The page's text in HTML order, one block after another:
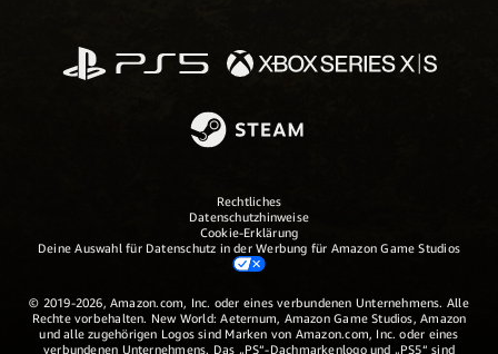
Rechtliches
Datenschutzhinweise
Cookie-Erklärung
Deine Auswahl für Datenschutz in der Werbung für Amazon Game Studios
© 2019-2026, Amazon.com, Inc. oder eines verbundenen Unternehmens. Alle
Rechte vorbehalten. New World: Aeternum, Amazon Game Studios, Amazon
und alle zugehörigen Logos sind Marken von Amazon.com, Inc. oder eines
verbundenen Unternehmens. Das „PS“-Dachmarkenlogo und „PS5“ sind